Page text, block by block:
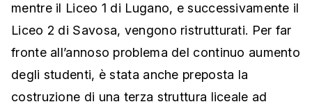
mentre il Liceo 1 di Lugano, e successivamente il
Liceo 2 di Savosa, vengono ristrutturati. Per far
fronte all’annoso problema del continuo aumento
degli studenti, è stata anche preposta la
costruzione di una terza struttura liceale ad